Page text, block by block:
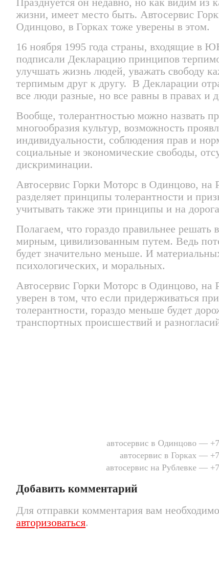
Празднуется он недавно, но как видим из
жизни, имеет место быть. Автосервис
Одинцово, в Горках тоже уверены в этом.
16 ноября 1995 года страны, входящие в
подписали Декларацию принципов
улучшать жизнь людей, уважать свободу
терпимым друг к другу. В Декларации
все люди разные, но все равны в правах и
Вообще, толерантностью можно назвать
многообразия культур, возможность
индивидуальности, соблюдения прав и
социальные и экономические свободы,
дискриминации.
Автосервис Горки Моторс в Одинцово, на
разделяет принципы толерантности и
учитывать также эти принципы и на
Полагаем, что гораздо правильнее решать
мирным, цивилизованным путем. Ведь
будет значительно меньше. И
психологических, и моральных.
Автосервис Горки Моторс в Одинцово, на
уверен в том, что если придерживаться
толерантности, гораздо меньше будет
транспортных происшествий и
автосервис в Одинцово —
автосервис в Горках —
автосервис на Рублевке —
Добавить комментарий
Для отправки комментария вам необходимо
авторизоваться.